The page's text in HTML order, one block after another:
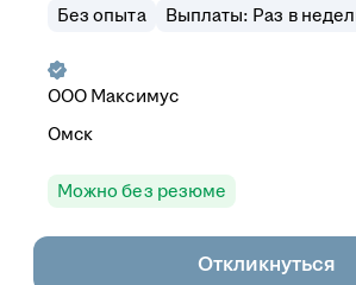
Без опыта Выплаты: Раз в
ООО Максимус
Омск
Можно без резюме
Откликнуться